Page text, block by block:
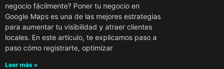
negocio fácilmente? Poner tu negocio en
Google Maps es una de las mejores estrategias
para aumentar tu visibilidad y atraer clientes
locales. En este artículo, te explicamos paso a
paso cómo registrarte, optimizar
Leer más »